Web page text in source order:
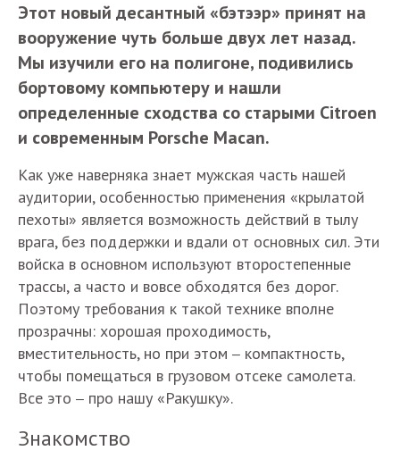
Этот новый десантный «бэтээр» принят на
вооружение чуть больше двух лет назад.
Мы изучили его на полигоне, подивились
бортовому компьютеру и нашли
определенные сходства со старыми Citroen
и современным Porsche Macan.
Как уже наверняка знает мужская часть нашей
аудитории, особенностью применения «крылатой
пехоты» является возможность действий в тылу
врага, без поддержки и вдали от основных сил. Эти
войска в основном используют второстепенные
трассы, а часто и вовсе обходятся без дорог.
Поэтому требования к такой технике вполне
прозрачны: хорошая проходимость,
вместительность, но при этом – компактность,
чтобы помещаться в грузовом отсеке самолета.
Все это – про нашу «Ракушку».
Знакомство